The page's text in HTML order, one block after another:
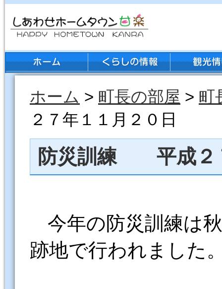
ホーム > 町長の部屋 > 町
２７年１１月２０日
防災訓練 平成２
今年の防災訓練は
跡地で行われました